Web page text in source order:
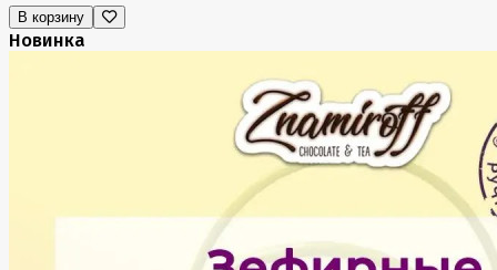
В корзину
Новинка